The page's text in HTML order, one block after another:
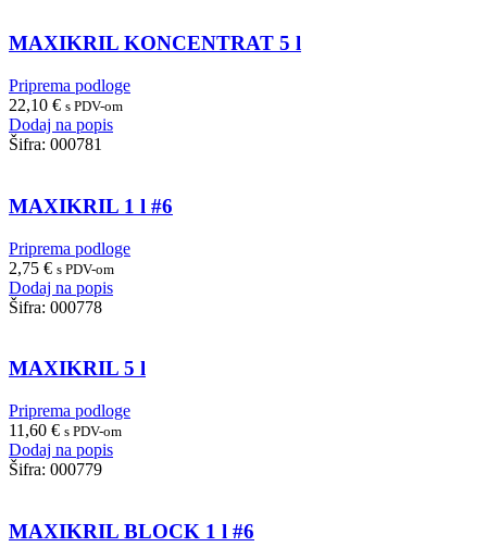
MAXIKRIL KONCENTRAT 5 l
Priprema podloge
22,10 € s PDV-om
Dodaj na popis
Šifra: 000781
MAXIKRIL 1 l #6
Priprema podloge
2,75 € s PDV-om
Dodaj na popis
Šifra: 000778
MAXIKRIL 5 l
Priprema podloge
11,60 € s PDV-om
Dodaj na popis
Šifra: 000779
MAXIKRIL BLOCK 1 l #6